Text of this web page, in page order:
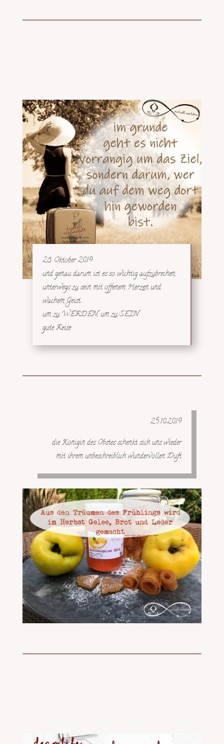
28. Oktober 2019
und genau darum ist es so wichtig aufzubrechen,
unterwegs zu sein mit offenem Herzen und
wachem Geist…
um zu WERDEN, um zu SEIN
gute Reise
25.10.2019
die Königin des Obstes schenkt sich uns wieder
mit ihrem unbeschreiblich wundervollen Duft